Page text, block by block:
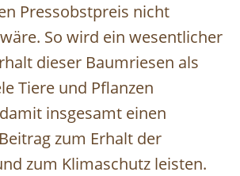
Pressobstpreis nicht
So wird ein wesentlicher
dieser Baumriesen als
Tiere und Pflanzen
insgesamt einen
zum Erhalt der
zum Klimaschutz leisten.